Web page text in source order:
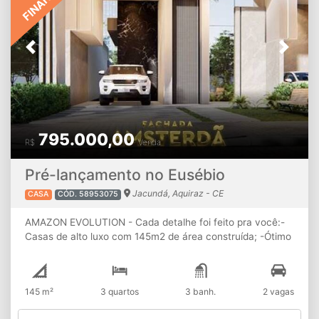
esportiva -Academia e Kids -Bangalôs -Deck Molhado -
Piscina -Solarium -Bloco de restaurantes -Beach Tennis
Informações e vendas 85 99637.7595
Pré-lançamento no Eusébio
CASA CÓD. 58953075 Jacundá, Aquiraz - CE
Previous Next
R$ 795.000,00Venda
AMAZON EVOLUTION - Cada detalhe foi feito pra você:-
Casas de alto luxo com 145m2 de área construída; -Ótimo
Plenas com Closet; -Salas de Estar e Jantar integradas
(com pé direito elevado) Cozinha gourmet com Ilha e pé
direito elevado; -Lazer privativo com deck completo
(bancada, churrasqueira e chuveirão); -02 vagas de
145 m² 3 quartos 3 banh. 2 vagas